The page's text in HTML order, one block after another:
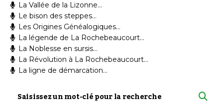
La Vallée de la Lizonne…
Le bison des steppes…
Les Origines Généalogiques…
La légende de La Rochebeaucourt…
La Noblesse en sursis…
La Révolution à La Rochebeaucourt…
La ligne de démarcation…